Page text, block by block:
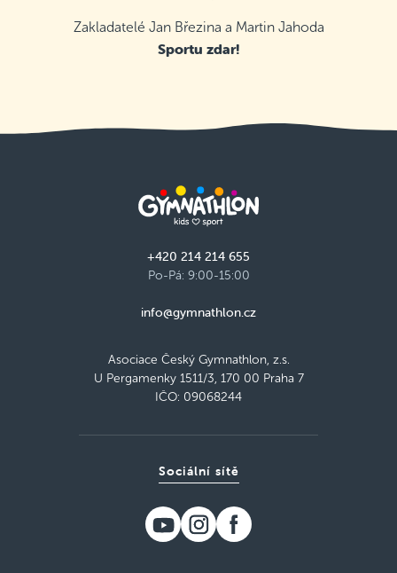
Zakladatelé Jan Březina a Martin Jahoda
Sportu zdar!
+420 214 214 655
Po-Pá: 9:00-15:00
info@gymnathlon.cz
Asociace Český Gymnathlon, z.s.
U Pergamenky 1511/3, 170 00 Praha 7
IČO: 09068244
Sociální sítě